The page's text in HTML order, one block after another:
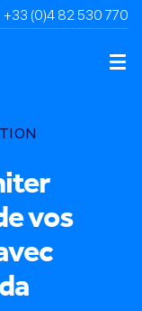
+33 (0)4 82 530 770
vos